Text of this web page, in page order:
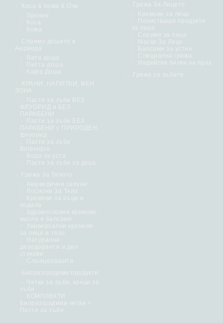
Коса & Кожа & Очи
Зрение
Коса
Кожа
Спрямо дошите в
Аюрведа
Вата доша
Питта доша
Кафа Доша
ХРАНИ, НАПИТКИ, ФЕН
ЗОНА
Грижа За Лицето
Кремове за лице
Почистващи продукти
за лице
Серуми за лице
Маски За Лице
Балсами за устни
Специална грижа
Индийски билки на прах
Грижа за зъбите
Пасти за зъби БЕЗ
ФЛУОРИД и БЕЗ
ПАРАБЕНИ
Пасти за зъби БЕЗ
ПАРАБЕНИ с ПРИРОДЕН
флуорид
Пасти за зъби
Botanique
Вода за уста
Пасти за зъби за деца
Грижа За Тялото
Аюрведични сапуни
Лосиони За Тяло
Кремове за ръце и
ходила
Здравословни кремове,
масла и балсами
Универсални кремове
за лице и тяло
Натурални
дезодоранти и део
стикове
Слънцезащита
Биоразградими продукти
Четки за зъби, конци за
зъби
КОМПЛЕКТИ
Биоразградими четки +
Пасти за зъби